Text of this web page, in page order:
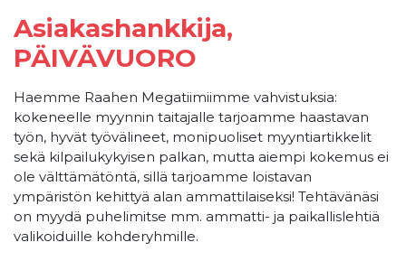
Asiakashankkija,
PÄIVÄVUORO
Haemme Raahen Megatiimiimme vahvistuksia:
kokeneelle myynnin taitajalle tarjoamme haastavan
työn, hyvät työvälineet, monipuoliset myyntiartikkelit
sekä kilpailukykyisen palkan, mutta aiempi kokemus ei
ole välttämätöntä, sillä tarjoamme loistavan
ympäristön kehittyä alan ammattilaiseksi! Tehtävänäsi
on myydä puhelimitse mm. ammatti- ja paikallislehtiä
valikoiduille kohderyhmille.